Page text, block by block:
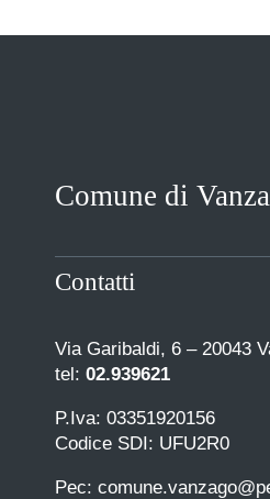
Comune di
Contatti
Via Garibaldi, 6 – 20043
tel: 02.939621
P.Iva: 03351920156
Codice SDI: UFU2R0
Pec: